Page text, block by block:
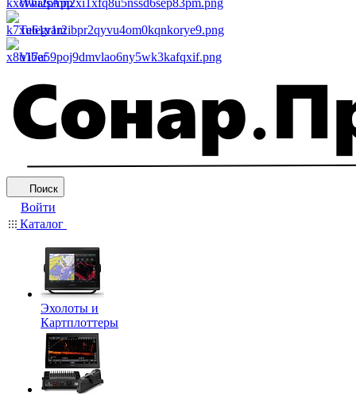
WhatsApp
Telegram
Viber
Поиск
Войти
Каталог
Эхолоты и
Картплоттеры